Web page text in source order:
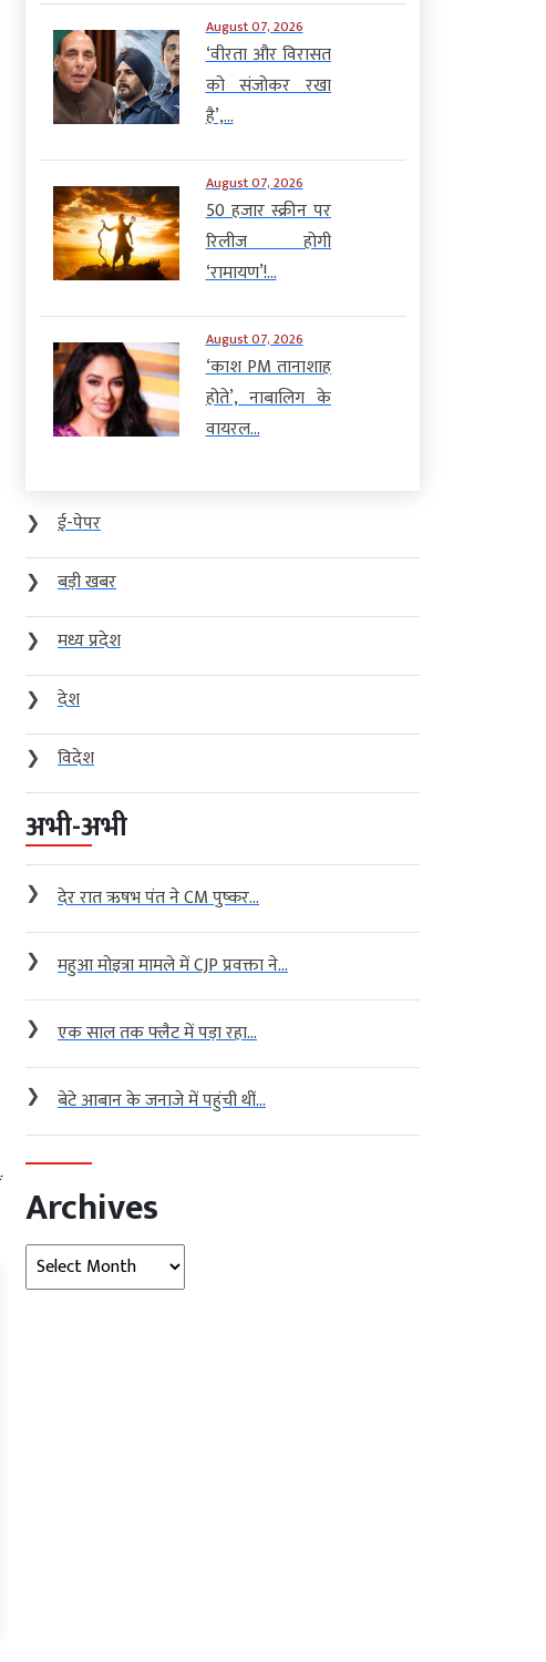
August 07, 2026
‘वीरता और विरासत
को संजोकर रखा
है’,...
August 07, 2026
50 हजार स्क्रीन पर
रिलीज होगी
‘रामायण’!...
August 07, 2026
‘काश PM तानाशाह
होते’, नाबालिग के
वायरल...
❯
ई-पेपर
❯
बड़ी खबर
❯
मध्य प्रदेश
❯
देश
❯
विदेश
अभी-अभी
❯ देर रात ऋषभ पंत ने CM पुष्कर...
❯ महुआ मोइत्रा मामले में CJP प्रवक्ता ने...
❯ एक साल तक फ्लैट में पड़ा रहा...
❯ बेटे आबान के जनाजे में पहुंची थीं...
Archives
Archives